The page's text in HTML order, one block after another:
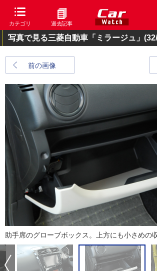
カテゴリ 過去記事
写真で見る三菱自動車「ミラージュ」
前の画像
助手席のグローブボックス。上方にも小さめの